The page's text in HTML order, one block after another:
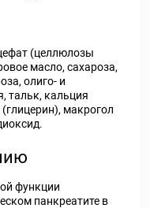
(целлюлозы
масло, сахароза,
олиго- и
тальк, кальция
макрогол
функции
панкреатите в